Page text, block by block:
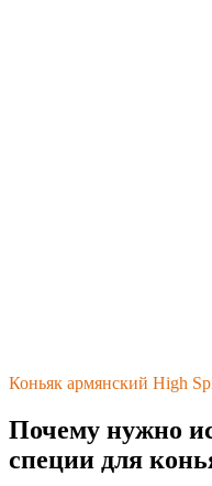
Коньяк армянский High
Почему нужно
специи для